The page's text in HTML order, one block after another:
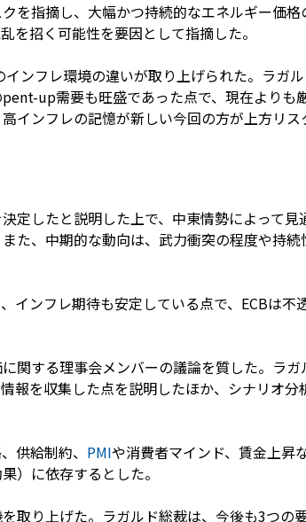
を指摘し、大幅かつ持続的なエネルギー価
を招く可能性を要因として指摘した。
ンフレ環境の違いが取り上げられた。ラガ
up需要も旺盛であった点で、現在よりも
インフレの記憶が新しい今回の方が上方リス
定したと説明した上で、中東情勢によって
た、中期的な動向は、武力衝突の程度や持
インフレ期待も安定している点で、ECBは
関する理事会メンバーの議論を質した。ラ
報を収集した点を説明したほか、シナリオ
供給制約、 PMIや消費者マインド、賃金上昇
）に依存するとした。
取り上げた。ラガルド総裁は、今後も3つの